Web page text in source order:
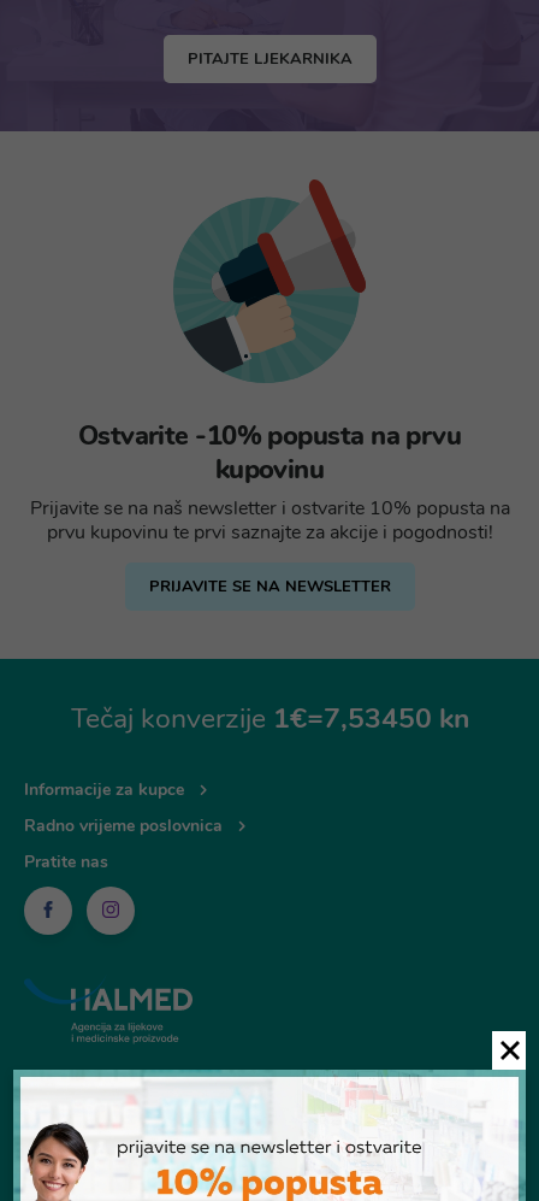
PITAJTE LJEKARNIKA
Ostvarite -10% popusta na prvu
kupovinu
Prijavite se na naš newsletter i ostvarite 10% popusta na
prvu kupovinu te prvi saznajte za akcije i pogodnosti!
PRIJAVITE SE NA NEWSLETTER
Tečaj konverzije 1€=7,53450 kn
Informacije za kupce
Radno vrijeme poslovnica
Pratite nas
© Ljekarna Talan 2026